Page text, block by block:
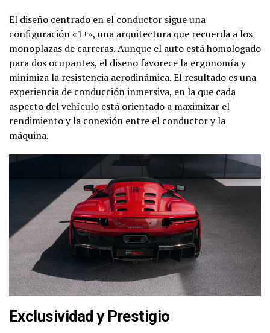
El diseño centrado en el conductor sigue una
configuración «1+», una arquitectura que recuerda a los
monoplazas de carreras. Aunque el auto está homologado
para dos ocupantes, el diseño favorece la ergonomía y
minimiza la resistencia aerodinámica. El resultado es una
experiencia de conducción inmersiva, en la que cada
aspecto del vehículo está orientado a maximizar el
rendimiento y la conexión entre el conductor y la
máquina.
Exclusividad y Prestigio